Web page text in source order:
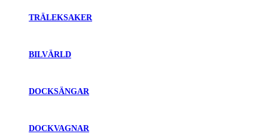
TRÄLEKSAKER
BILVÄRLD
DOCKSÄNGAR
DOCKVAGNAR